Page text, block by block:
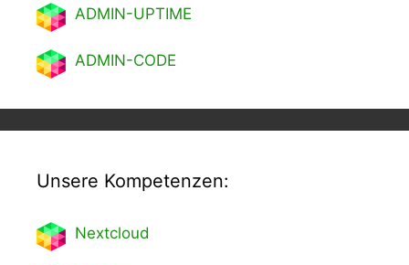
ADMIN-UPTIME
ADMIN-CODE
Unsere Kompetenzen:
Nextcloud